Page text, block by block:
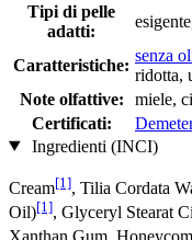
Tipi di pelle
adatti:
Caratteristiche:
senza
ridotta,
Note olfattive:
miele,
Certificati:
Ingredienti (INCI)
Cream[1], Tilia Cordata
Oil)[1], Glyceryl Stearat